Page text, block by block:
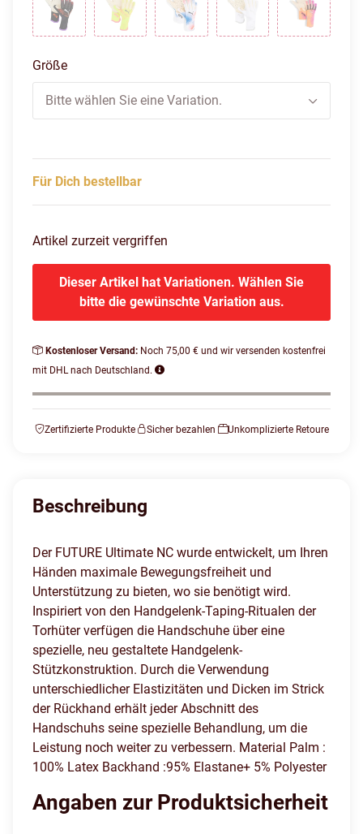
Größe
Bitte wählen Sie eine Variation.
Für Dich bestellbar
Artikel zurzeit vergriffen
Dieser Artikel hat Variationen. Wählen Sie
bitte die gewünschte Variation aus.
Kostenloser Versand: Noch 75,00 € und wir versenden kostenfrei
mit DHL nach Deutschland.
Zertifizierte Produkte Sicher bezahlen Unkomplizierte Retoure
Beschreibung
Der FUTURE Ultimate NC wurde entwickelt, um Ihren
Händen maximale Bewegungsfreiheit und
Unterstützung zu bieten, wo sie benötigt wird.
Inspiriert von den Handgelenk-Taping-Ritualen der
Torhüter verfügen die Handschuhe über eine
spezielle, neu gestaltete Handgelenk-
Stützkonstruktion. Durch die Verwendung
unterschiedlicher Elastizitäten und Dicken im Strick
der Rückhand erhält jeder Abschnitt des
Handschuhs seine spezielle Behandlung, um die
Leistung noch weiter zu verbessern. Material Palm :
100% Latex Backhand :95% Elastane+ 5% Polyester
Angaben zur Produktsicherheit